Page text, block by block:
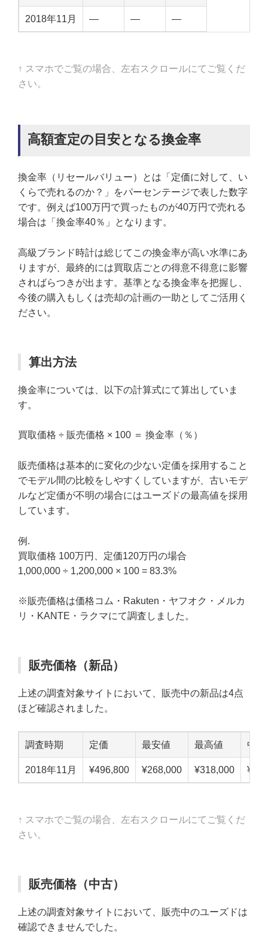
2018年11月 — — —
↑ スマホでご覧の場合、左右スクロールにてご覧くだ
さい。
高額査定の目安となる換金率
換金率（リセールバリュー）とは「定価に対して、い
くらで売れるのか？」をパーセンテージで表した数字
です。例えば100万円で買ったものが40万円で売れる
場合は「換金率40％」となります。
高級ブランド時計は総じてこの換金率が高い水準にあ
りますが、最終的には買取店ごとの得意不得意に影響
さればらつきが出ます。基準となる換金率を把握し、
今後の購入もしくは売却の計画の一助としてご活用く
ださい。
算出方法
換金率については、以下の計算式にて算出していま
す。
買取価格 ÷ 販売価格 × 100 ＝ 換金率（％）
販売価格は基本的に変化の少ない定価を採用すること
でモデル間の比較をしやすくしていますが、古いモデ
ルなど定価が不明の場合にはユーズドの最高値を採用
しています。
例.
買取価格 100万円、定価120万円の場合
1,000,000 ÷ 1,200,000 × 100 = 83.3%
※販売価格は価格コム・Rakuten・ヤフオク・メルカ
リ・KANTE・ラクマにて調査しました。
販売価格（新品）
上述の調査対象サイトにおいて、販売中の新品は4点
ほど確認されました。
調査時期 定価 最安値 最高値 中
2018年11月 ¥496,800 ¥268,000 ¥318,000
↑ スマホでご覧の場合、左右スクロールにてご覧くだ
さい。
販売価格（中古）
上述の調査対象サイトにおいて、販売中のユーズドは
確認できませんでした。